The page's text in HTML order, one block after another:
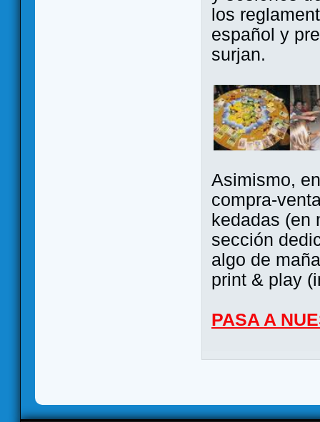
los
español y
surjan.
Asimismo,
compra-
kedadas (en
sección
algo de
print & play
PASA A